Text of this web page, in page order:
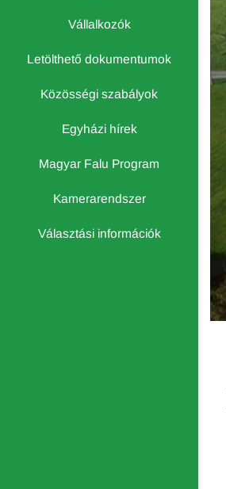
Vállalkozók
Letölthető dokumentumok
Közösségi szabályok
Egyházi hírek
Magyar Falu Program
Kamerarendszer
Választási információk